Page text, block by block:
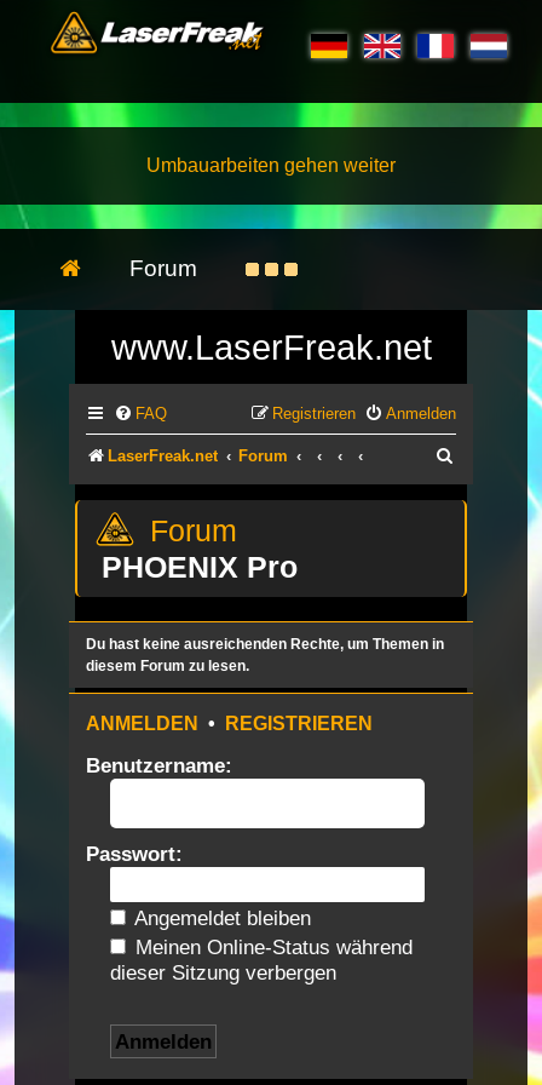
Umbauarbeiten gehen weiter
Forum
www.LaserFreak.net
FAQ Anmelden
Registrieren
LaserFreak.net Forum
PHOENIX Pro
Du hast keine ausreichenden Rechte, um Themen in
diesem Forum zu lesen.
ANMELDEN • REGISTRIEREN
Benutzername:
Passwort:
Angemeldet bleiben
Meinen Online-Status während
dieser Sitzung verbergen